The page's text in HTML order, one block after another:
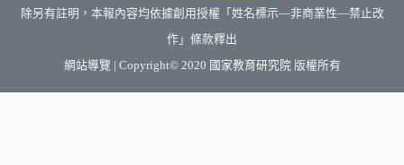
除另有註明，本報內容均依據創用授權「姓名標示—非商業性—禁止改
作」條款釋出
網站導覽 | Copyright© 2020 國家教育研究院（另開新視窗）
版權所有